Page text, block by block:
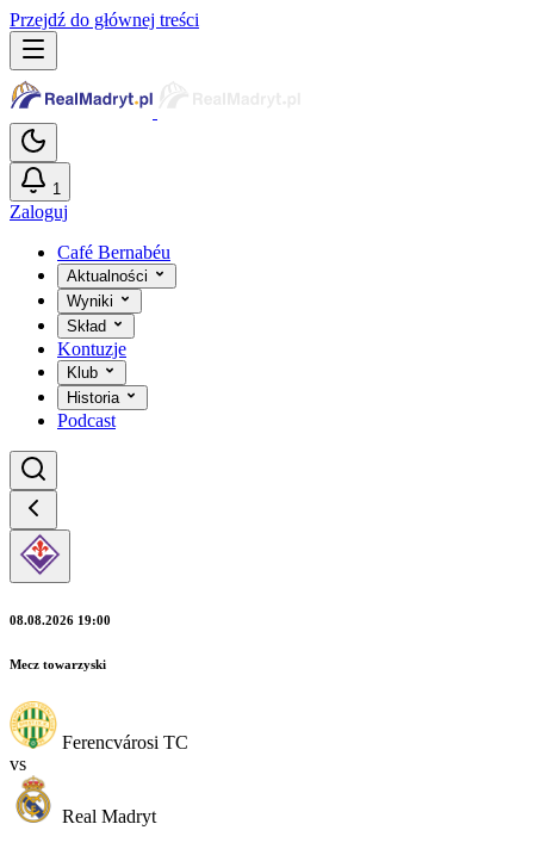
Przejdź do głównej treści
1
Zaloguj
Café Bernabéu
Aktualności
Wyniki
Skład
Kontuzje
Klub
Historia
Podcast
08.08.2026 19:00
Mecz towarzyski
Ferencvárosi TC
vs
Real Madryt